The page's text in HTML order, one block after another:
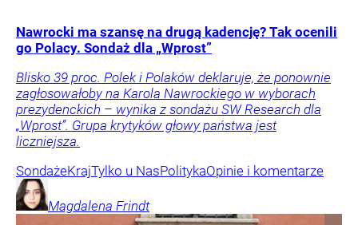
Nawrocki ma szansę na drugą kadencję? Tak ocenili
go Polacy. Sondaż dla „Wprost”
Blisko 39 proc. Polek i Polaków deklaruje, że ponownie
zagłosowałoby na Karola Nawrockiego w wyborach
prezydenckich – wynika z sondażu SW Research dla
„Wprost”. Grupa krytyków głowy państwa jest
liczniejsza.
SondażeKrajTylko u NasPolitykaOpinie i komentarze
Magdalena Frindt